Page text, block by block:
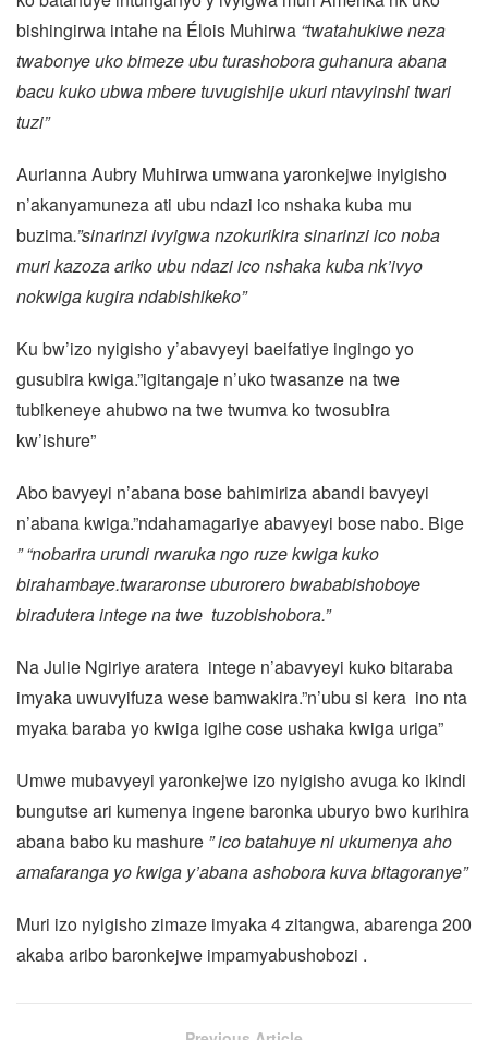
bishingirwa intahe na Élois Muhirwa “twatahukiwe neza
twabonye uko bimeze ubu turashobora guhanura abana
bacu kuko ubwa mbere tuvugishije ukuri ntavyinshi twari
tuzi”
Aurianna Aubry Muhirwa umwana yaronkejwe inyigisho
n’akanyamuneza ati ubu ndazi ico nshaka kuba mu
buzima.”sinarinzi ivyigwa nzokurikira sinarinzi ico noba
muri kazoza ariko ubu ndazi ico nshaka kuba nk’ivyo
nokwiga kugira ndabishikeko”
Ku bw’izo nyigisho y’abavyeyi baeifatiye ingingo yo
gusubira kwiga.”igitangaje n’uko twasanze na twe
tubikeneye ahubwo na twe twumva ko twosubira
kw’ishure”
Abo bavyeyi n’abana bose bahimiriza abandi bavyeyi
n’abana kwiga.”ndahamagariye abavyeyi bose nabo. Bige
” “nobarira urundi rwaruka ngo ruze kwiga kuko
birahambaye.twararonse uburorero bwababishoboye
biradutera intege na twe tuzobishobora.”
Na Julie Ngiriye aratera intege n’abavyeyi kuko bitaraba
imyaka uwuvyifuza wese bamwakira.”n’ubu si kera ino nta
myaka baraba yo kwiga igihe cose ushaka kwiga uriga”
Umwe mubavyeyi yaronkejwe izo nyigisho avuga ko ikindi
bungutse ari kumenya ingene baronka uburyo bwo kurihira
abana babo ku mashure ” ico batahuye ni ukumenya aho
amafaranga yo kwiga y’abana ashobora kuva bitagoranye”
Muri izo nyigisho zimaze imyaka 4 zitangwa, abarenga 200
akaba aribo baronkejwe impamyabushobozi .